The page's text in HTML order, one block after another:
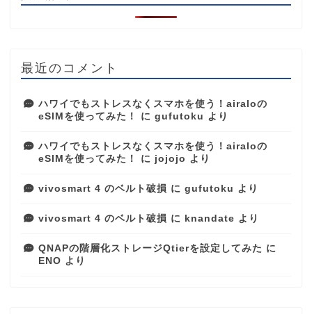
最近のコメント
ハワイでもストレスなくスマホを使う！airaloの
eSIMを使ってみた！
に gufutoku より
ハワイでもストレスなくスマホを使う！airaloの
eSIMを使ってみた！
に jojojo より
vivosmart 4 のベルト破損 に gufutoku より
vivosmart 4 のベルト破損 に knandate より
QNAPの階層化ストレージQtierを設定してみた に
ENO より